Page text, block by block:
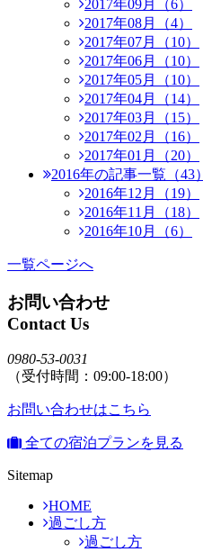
2017年09月（6）
2017年08月（4）
2017年07月（10）
2017年06月（10）
2017年05月（10）
2017年04月（14）
2017年03月（15）
2017年02月（16）
2017年01月（20）
2016年の記事一覧（43）
2016年12月（19）
2016年11月（18）
2016年10月（6）
一覧ページへ
お問い合わせ
Contact Us
0980-53-0031
（受付時間：09:00-18:00）
お問い合わせはこちら
全ての宿泊プランを見る
Sitemap
HOME
過ごし方
過ごし方